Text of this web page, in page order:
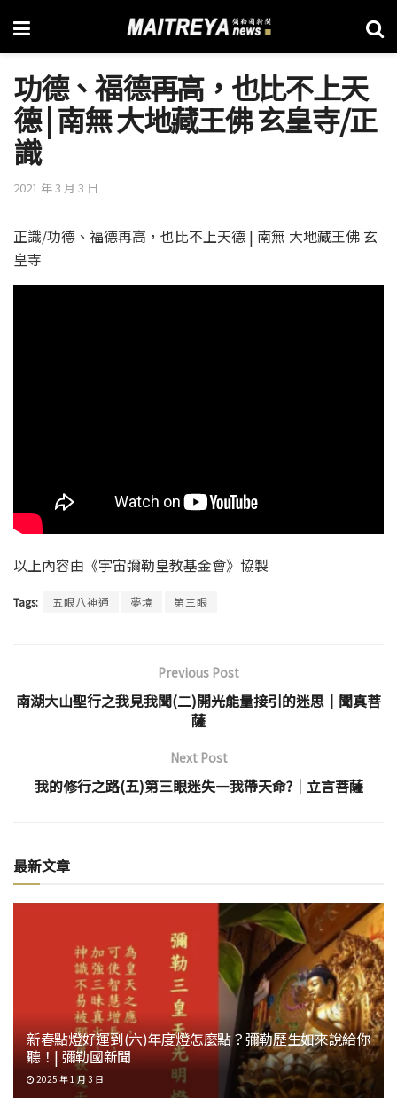
功德、福德再高，也比不上天
德 | 南無 大地藏王佛 玄皇寺/正
識
2021 年 3 月 3 日
正識/功德、福德再高，也比不上天德 | 南無 大地藏王佛 玄
皇寺
以上內容由《宇宙彌勒皇教基金會》協製
Tags: 五眼八神通 夢境 第三眼
Previous Post
南湖大山聖行之我見我聞(二)開光能量接引的迷思│聞真菩
薩
Next Post
我的修行之路(五)第三眼迷失—我帶天命?│立言菩薩
最新文章
新春點燈好運到(六)年度燈怎麼點？彌勒歷生如來說給你
聽！| 彌勒國新聞
2025 年 1 月 3 日